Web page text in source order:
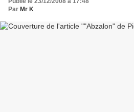
Par Mr K